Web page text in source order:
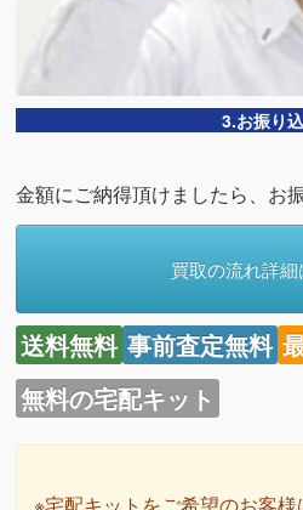
3.お振り
金額にご納得頂けましたら、お
買取の流れ詳細
送料無料 事前査定無料
無料の宅配キット
※宅配キットをご希望のお客